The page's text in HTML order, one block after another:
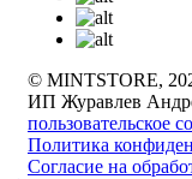
© MINTSTORE,
ИП Журавлев
пользовательское
Политика
Согласие на